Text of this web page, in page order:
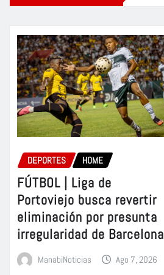
DEPORTES HOME
FÚTBOL | Liga de
Portoviejo busca revertir
eliminación por presunta
irregularidad de Barcelona
ManabiNoticias Ago 7, 2026